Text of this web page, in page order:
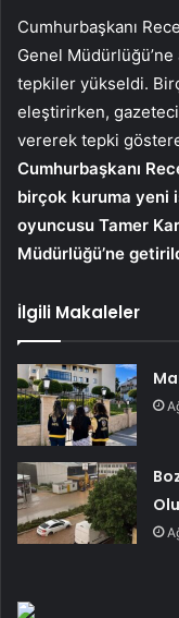
Cumhurbaşkanı
Genel Müdürlüğü’ne
tepkiler yükseldi.
eleştirirken, gazeteci
vererek tepki
Cumhurbaşkanı
birçok kuruma yeni
oyuncusu Tamer
Müdürlüğü’ne
İlgili Makaleler